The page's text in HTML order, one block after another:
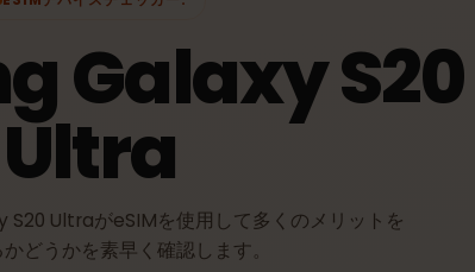
ESIMデバイスチェッカー:
Galaxy S20
Ultra